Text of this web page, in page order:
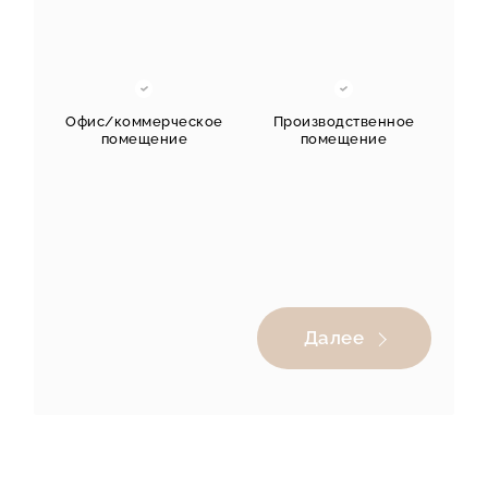
Офис/коммерческое
помещение
Производственное
помещение
Далее